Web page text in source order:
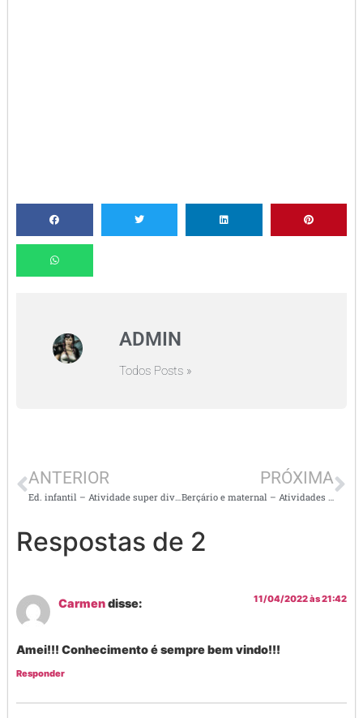
ADMIN
Todos Posts »
ANTERIOR
Ed. infantil – Atividade super divertida – música: Atirei o pau no gato
PRÓXIMA
Berçário e maternal – Atividades lúdicas
Respostas de 2
Carmendisse: 11/04/2022 às 21:42
Amei!!! Conhecimento é sempre bem vindo!!!
Responder